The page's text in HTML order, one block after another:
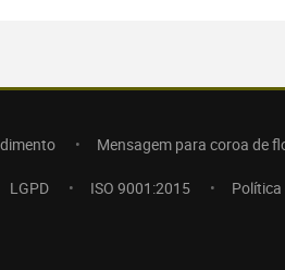
Mensagem para coroa de
LGPD ISO 9001:2015